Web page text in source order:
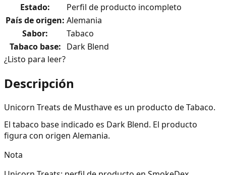
Estado:
Perfil de producto incompleto
País de origen: Alemania
Sabor:
Tabaco
Tabaco base: Dark Blend
¿Listo para leer?
Descripción
Unicorn Treats de Musthave es un producto de Tabaco.
El tabaco base indicado es Dark Blend. El producto
figura con origen Alemania.
Nota